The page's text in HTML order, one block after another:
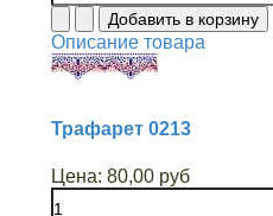
Описание товара
Трафарет 0213
Цена: 80,00 руб